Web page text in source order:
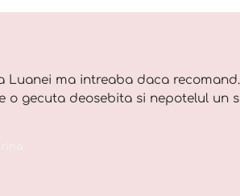
Luanei ma intreaba daca
o gecuta deosebita si nepotelul un